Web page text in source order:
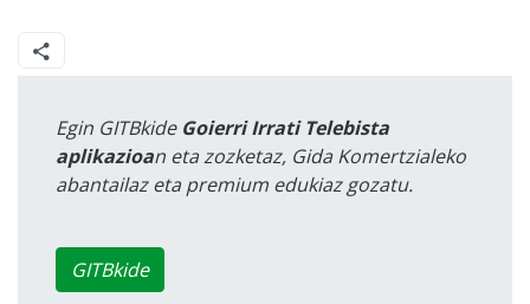
Egin GITBkide Goierri Irrati Telebista
aplikazioan eta zozketaz, Gida Komertzialeko
abantailaz eta premium edukiaz gozatu.
GITBkide